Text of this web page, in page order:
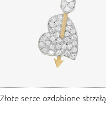
Złote serce ozdobione strzałą